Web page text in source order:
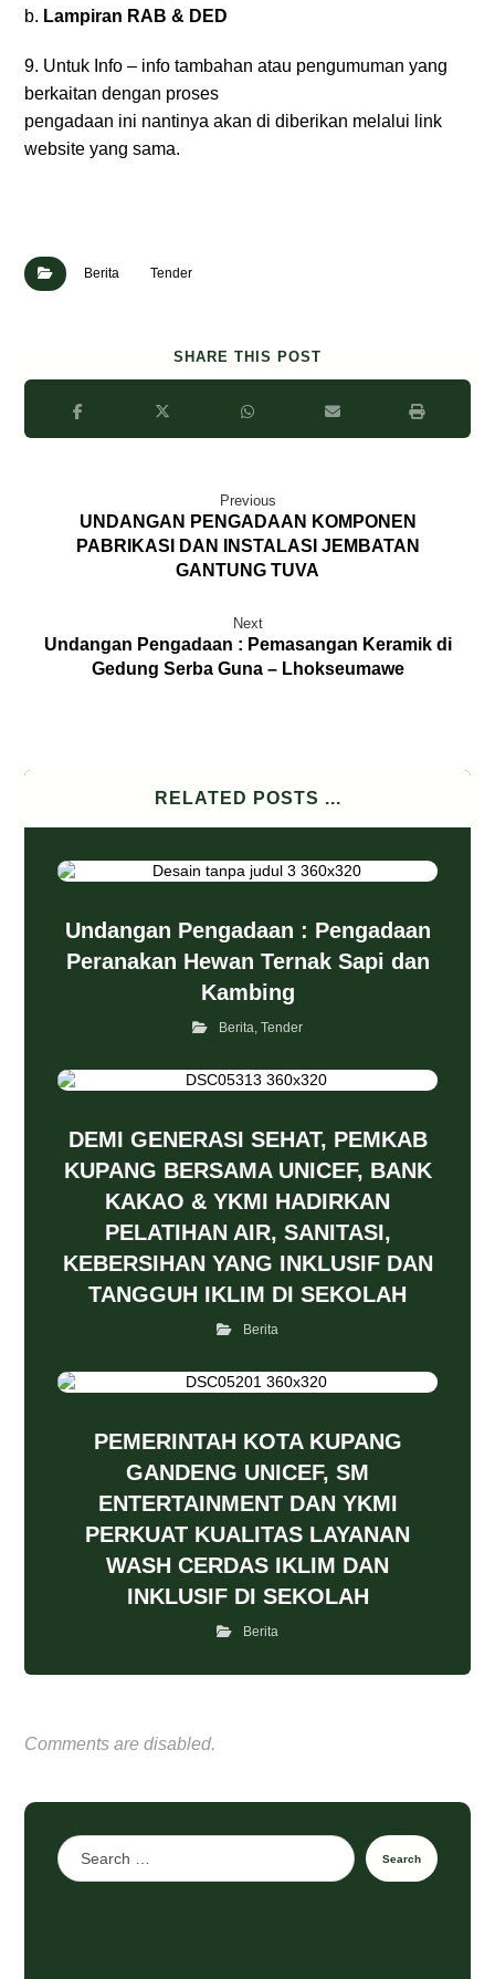
b. Lampiran RAB & DED
9. Untuk Info – info tambahan atau pengumuman yang
berkaitan dengan proses
pengadaan ini nantinya akan di diberikan melalui link
website yang sama.
Berita Tender
Previous
UNDANGAN PENGADAAN KOMPONEN
PABRIKASI DAN INSTALASI JEMBATAN
GANTUNG TUVA
Next
Undangan Pengadaan : Pemasangan Keramik di
Gedung Serba Guna – Lhokseumawe
RELATED POSTS ...
Undangan Pengadaan : Pengadaan
Peranakan Hewan Ternak Sapi dan
Kambing
Berita, Tender
DEMI GENERASI SEHAT, PEMKAB
KUPANG BERSAMA UNICEF, BANK
KAKAO & YKMI HADIRKAN
PELATIHAN AIR, SANITASI,
KEBERSIHAN YANG INKLUSIF DAN
TANGGUH IKLIM DI SEKOLAH
Berita
PEMERINTAH KOTA KUPANG
GANDENG UNICEF, SM
ENTERTAINMENT DAN YKMI
PERKUAT KUALITAS LAYANAN
WASH CERDAS IKLIM DAN
INKLUSIF DI SEKOLAH
Berita
Comments are disabled.
Search